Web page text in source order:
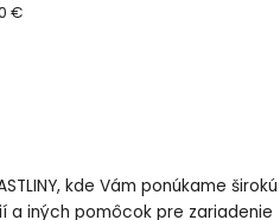
€
kde Vám ponúkame širokú
a iných pomôcok pre zariadenie